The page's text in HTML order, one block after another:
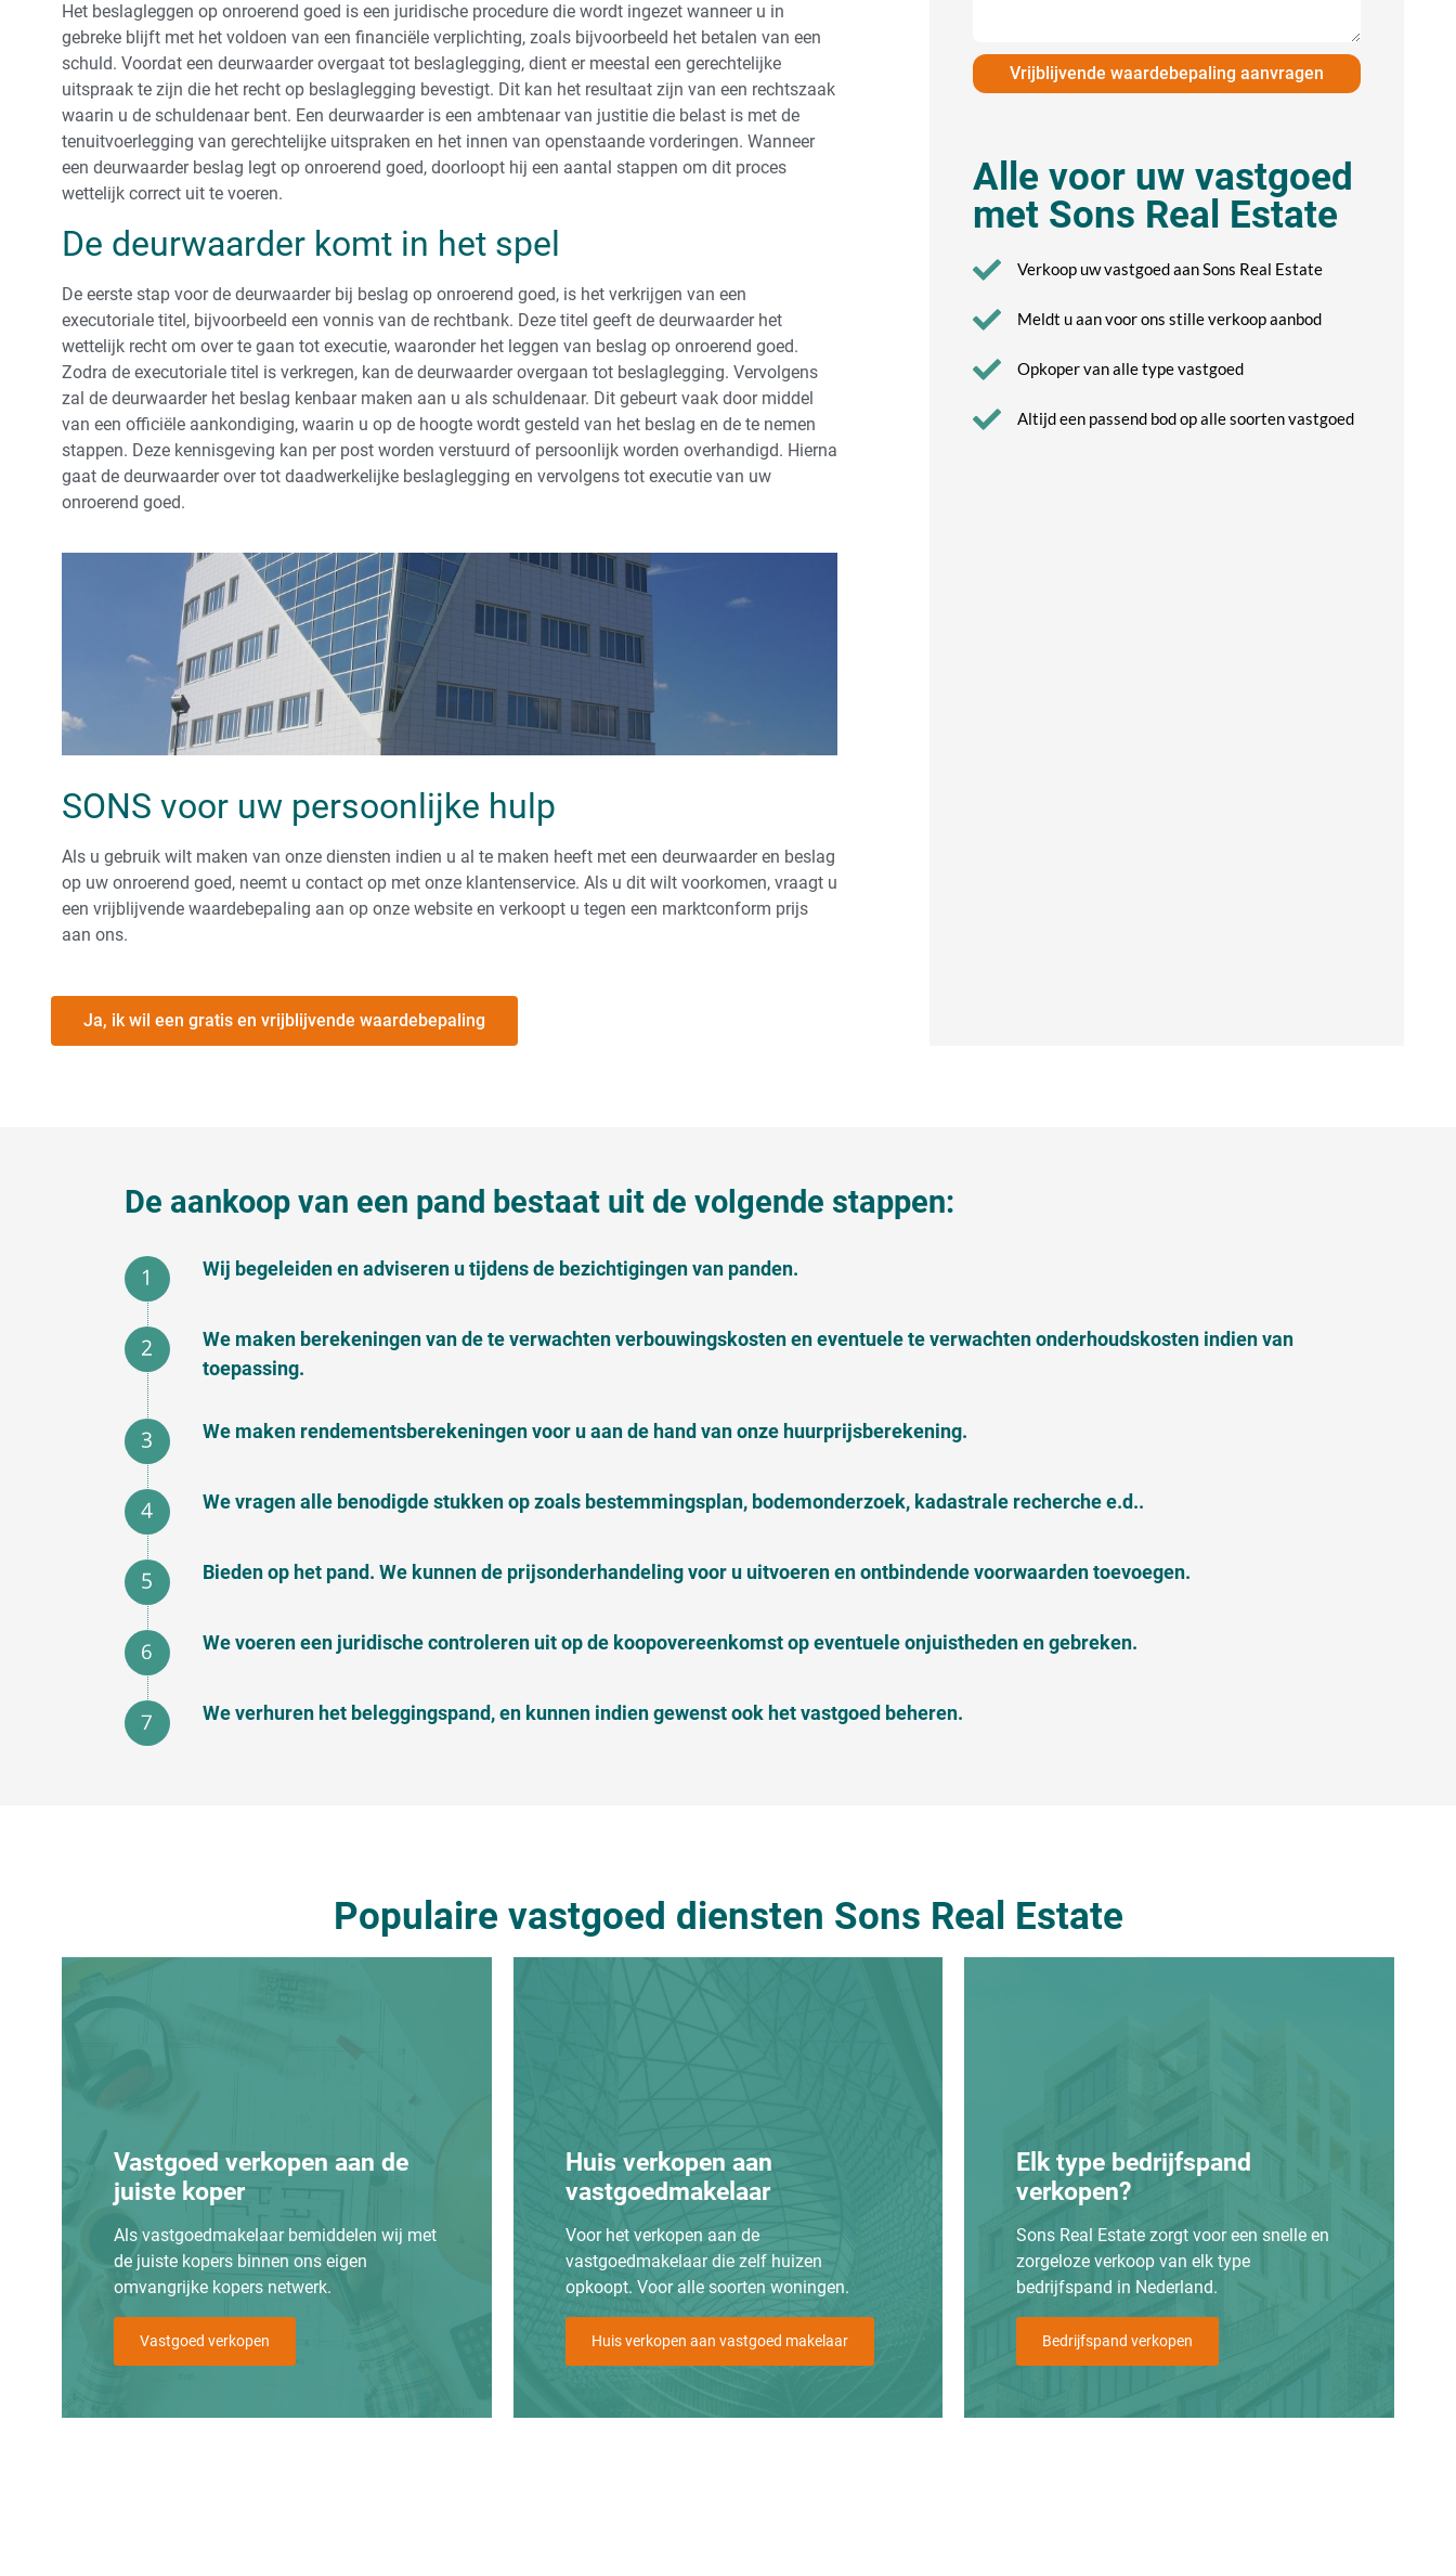
Het beslagleggen op onroerend goed is een juridische procedure die wordt ingezet wanneer u in
gebreke blijft met het voldoen van een financiële verplichting, zoals bijvoorbeeld het betalen van een
schuld. Voordat een deurwaarder overgaat tot beslaglegging, dient er meestal een gerechtelijke
uitspraak te zijn die het recht op beslaglegging bevestigt. Dit kan het resultaat zijn van een rechtszaak
waarin u de schuldenaar bent. Een deurwaarder is een ambtenaar van justitie die belast is met de
tenuitvoerlegging van gerechtelijke uitspraken en het innen van openstaande vorderingen. Wanneer
een deurwaarder beslag legt op onroerend goed, doorloopt hij een aantal stappen om dit proces
wettelijk correct uit te voeren.
De deurwaarder komt in het spel
De eerste stap voor de deurwaarder bij beslag op onroerend goed, is het verkrijgen van een
executoriale titel, bijvoorbeeld een vonnis van de rechtbank. Deze titel geeft de deurwaarder het
wettelijk recht om over te gaan tot executie, waaronder het leggen van beslag op onroerend goed.
Zodra de executoriale titel is verkregen, kan de deurwaarder overgaan tot beslaglegging. Vervolgens
zal de deurwaarder het beslag kenbaar maken aan u als schuldenaar. Dit gebeurt vaak door middel
van een officiële aankondiging, waarin u op de hoogte wordt gesteld van het beslag en de te nemen
stappen. Deze kennisgeving kan per post worden verstuurd of persoonlijk worden overhandigd. Hierna
gaat de deurwaarder over tot daadwerkelijke beslaglegging en vervolgens tot executie van uw
onroerend goed.
SONS voor uw persoonlijke hulp
Als u gebruik wilt maken van onze diensten indien u al te maken heeft met een deurwaarder en beslag
op uw onroerend goed, neemt u contact op met onze klantenservice. Als u dit wilt voorkomen, vraagt u
een vrijblijvende waardebepaling aan op onze website en verkoopt u tegen een marktconform prijs
aan ons.
Ja, ik wil een gratis en vrijblijvende waardebepaling
Vrijblijvende waardebepaling aanvragen
Alle voor uw vastgoed
met Sons Real Estate
Verkoop uw vastgoed aan Sons Real Estate
Meldt u aan voor ons stille verkoop aanbod
Opkoper van alle type vastgoed
Altijd een passend bod op alle soorten vastgoed
De aankoop van een pand bestaat uit de volgende stappen:
Wij begeleiden en adviseren u tijdens de bezichtigingen van panden.
We maken berekeningen van de te verwachten verbouwingskosten en eventuele te verwachten onderhoudskosten indien van
toepassing.
We maken rendementsberekeningen voor u aan de hand van onze huurprijsberekening.
We vragen alle benodigde stukken op zoals bestemmingsplan, bodemonderzoek, kadastrale recherche e.d..
Bieden op het pand. We kunnen de prijsonderhandeling voor u uitvoeren en ontbindende voorwaarden toevoegen.
We voeren een juridische controleren uit op de koopovereenkomst op eventuele onjuistheden en gebreken.
We verhuren het beleggingspand, en kunnen indien gewenst ook het vastgoed beheren.
Populaire vastgoed diensten Sons Real Estate
Vastgoed verkopen aan de
juiste koper
Als vastgoedmakelaar bemiddelen wij met
de juiste kopers binnen ons eigen
omvangrijke kopers netwerk.
Vastgoed verkopen
Huis verkopen aan
vastgoedmakelaar
Voor het verkopen aan de
vastgoedmakelaar die zelf huizen
opkoopt. Voor alle soorten woningen.
Huis verkopen aan vastgoed makelaar
Elk type bedrijfspand
verkopen?
Sons Real Estate zorgt voor een snelle en
zorgeloze verkoop van elk type
bedrijfspand in Nederland.
Bedrijfspand verkopen